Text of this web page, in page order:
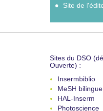
Site de
Sites du DSO
Ouverte) :
Insermbiblio
MeSH bilingue
HAL-Inserm
Photoscience